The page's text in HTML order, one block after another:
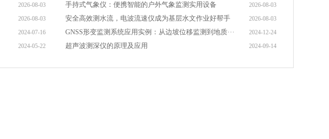
2026-08-03 2026-08-03
手持式气象仪：便携智能的户外气象监测实用设备
2026-08-03 2026-08-03
安全高效测水流，电波流速仪成为基层水文作业好帮手
2024-07-16 2024-12-24
GNSS形变监测系统应用实例：从边坡位移监测到地质···
2024-05-22 2024-09-14
超声波测深仪的原理及应用